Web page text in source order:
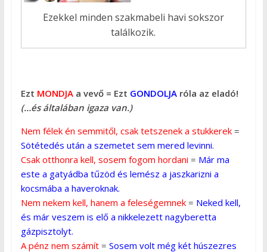
Ezekkel minden szakmabeli havi sokszor
találkozik.
Ezt MONDJAa vevő = Ezt GONDOLJAróla az eladó!
(…és általában igaza van.)
Nem félek én semmitől, csak tetszenek a stukkerek=
Sötétedés után a szemetet sem mered levinni.
Csak otthonra kell, sosem fogom hordani = Már ma
este a gatyádba tűzöd és lemész a jaszkarizni a
kocsmába a haveroknak.
Nem nekem kell, hanem a feleségemnek= Neked kell,
és már veszem is elő a nikkelezett nagyberetta
gázpisztolyt.
A pénz nem számít= Sosem volt még két húszezres